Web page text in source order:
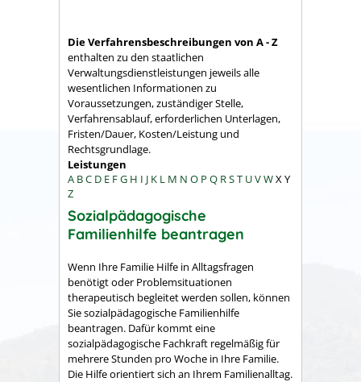
Die Verfahrensbeschreibungen von A - Z
enthalten zu den staatlichen
Verwaltungsdienstleistungen jeweils alle
wesentlichen Informationen zu
Voraussetzungen, zuständiger Stelle,
Verfahrensablauf, erforderlichen Unterlagen,
Fristen/Dauer, Kosten/Leistung und
Rechtsgrundlage.
Leistungen
A BC D E FG H I J K L M N O P Q RST UVWX Y
Z
Sozialpädagogische
Familienhilfe beantragen
Wenn Ihre Familie Hilfe in Alltagsfragen
benötigt oder Problemsituationen
therapeutisch begleitet werden sollen, können
Siesozialpädagogische Familienhilfe
beantragen. Dafür kommt eine
sozialpädagogische Fachkraft regelmäßig für
mehrere Stunden pro Woche in Ihre Familie.
Die Hilfe orientiert sich an Ihrem Familienalltag.